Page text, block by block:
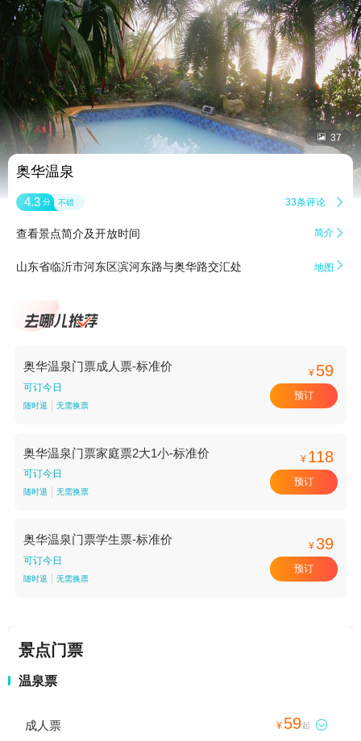
 37
奥华温泉
4.3 分 不错 33条评论 
查看景点简介及开放时间 简介 
山东省临沂市河东区滨河东路与奥华路交汇处 地图 
奥华温泉门票成人票-标准价
可订今日
随时退 无需换票
¥ 59
预订
奥华温泉门票家庭票2大1小-标准价
可订今日
随时退 无需换票
¥ 118
预订
奥华温泉门票学生票-标准价
可订今日
随时退 无需换票
¥39
预订
景点门票
温泉票
成人票 ¥ 59起 
